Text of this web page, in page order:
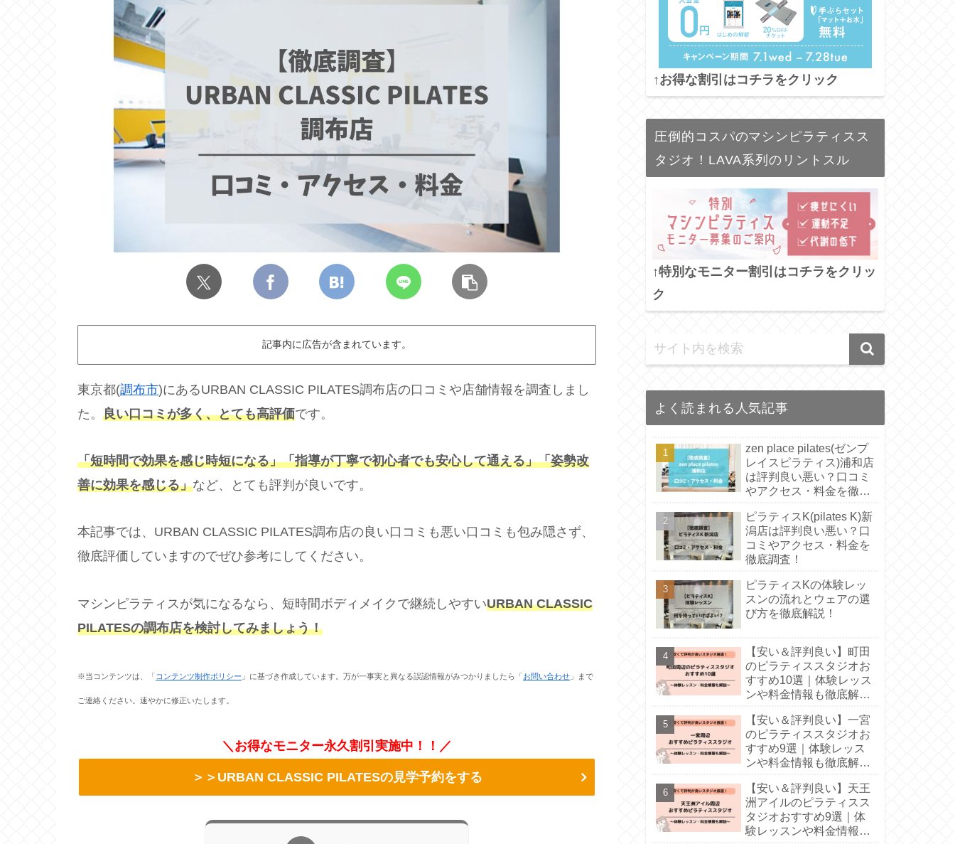
記事内に広告が含まれています。
東京都(調布市)にあるURBAN CLASSIC PILATES調布店の口コミや店舗情報を調査しまし
た。 良い口コミが多く、とても高評価です。
「短時間で効果を感じ時短になる」「指導が丁寧で初心者でも安心して通える」「姿勢改
善に効果を感じる」など、とても評判が良いです。
本記事では、URBAN CLASSIC PILATES調布店の良い口コミも悪い口コミも包み隠さず、
徹底評価していますのでぜひ参考にしてください。
マシンピラティスが気になるなら、短時間ボディメイクで継続しやすいURBAN CLASSIC
PILATESの調布店を検討してみましょう！
※当コンテンツは、「 コンテンツ制作ポリシー 」に基づき作成しています。万が一事実と異なる誤認情報がみつかりましたら「 お問い合わせ 」まで
ご連絡ください。速やかに修正いたします。
＼お得なモニター永久割引実施中！！／
＞＞URBAN CLASSIC PILATESの見学予約をする
↑お得な割引はコチラをクリック
圧倒的コスパのマシンピラティスス
タジオ！LAVA系列のリントスル
↑特別なモニター割引はコチラをクリッ
ク
よく読まれる人気記事
zen place pilates(ゼンプ
レイスピラティス)浦和店
は評判良い悪い？口コミ
やアクセス・料金を徹底
ピラティスK(pilates K)新
潟店は評判良い悪い？口
コミやアクセス・料金を
徹底調査！
ピラティスKの体験レッ
スンの流れとウェアの選
び方を徹底解説！
【安い＆評判良い】町田
のピラティススタジオお
すすめ10選｜体験レッス
ンや料金情報も徹底解
【安い＆評判良い】一宮
のピラティススタジオお
すすめ9選｜体験レッス
ンや料金情報も徹底解
【安い＆評判良い】天王
洲アイルのピラティスス
タジオおすすめ9選｜体
験レッスンや料金情報も